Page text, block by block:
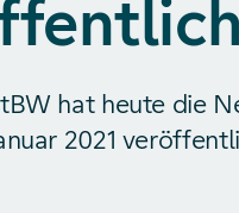
hat heute die
2021